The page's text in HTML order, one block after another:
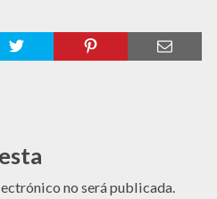
no será publicada.